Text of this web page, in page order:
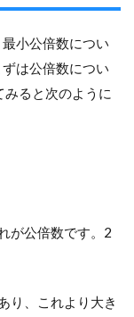
小公倍数につい
は公倍数につい
ると次のように
が公倍数です。2
り、これより大き